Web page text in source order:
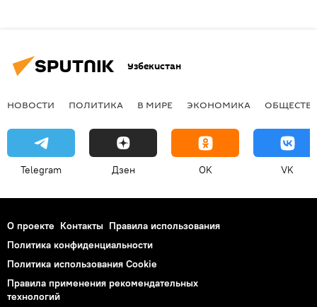
Узбекистан
НОВОСТИ ПОЛИТИКА В МИРЕ ЭКОНОМИКА
Telegram Дзен OK VK
О проекте Контакты Правила использования
Политика конфиденциальности
Политика использования Cookie
Правила применения рекомендательных
технологий